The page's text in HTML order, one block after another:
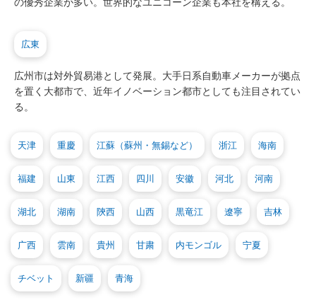
広東
広州市は対外貿易港として発展。大手日系自動車メーカーが拠点
を置く大都市で、近年イノベーション都市としても注目されてい
る。
天津 重慶 江蘇（蘇州・無錫など） 浙江 海南
福建 山東 江西 四川 安徽 河北 河南
湖北 湖南 陝西 山西 黒竜江 遼寧 吉林
广西 雲南 貴州 甘粛 内モンゴル 宁夏
チベット 新疆 青海